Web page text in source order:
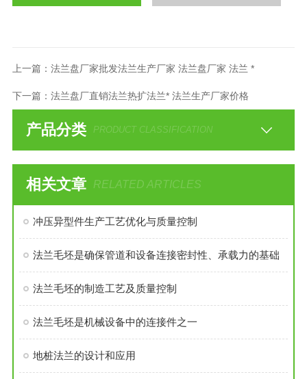
上一篇： 法兰盘厂家批发法兰生产厂家 法兰盘厂家 法兰 *
下一篇： 法兰盘厂直销法兰热扩法兰* 法兰生产厂家价格
产品分类 PRODUCT CLASSIFICATION
相关文章 RELATED ARTICLES
冲压异型件生产工艺优化与质量控制
法兰毛坯是确保管道和设备连接密封性、承载力的基础
法兰毛坯的制造工艺及质量控制
法兰毛坯是机械设备中的连接件之一
地桩法兰的设计和应用